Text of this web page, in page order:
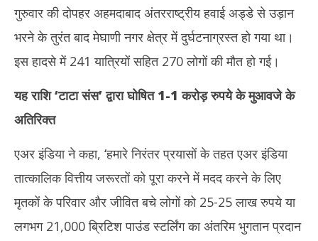
2025
गुरुवार की दोपहर अहमदाबाद अंतरराष्ट्रीय हवाई अड्डे से उड़ान
भरने के तुरंत बाद मेघाणी नगर क्षेत्र में दुर्घटनाग्रस्त हो गया था।
इस हादसे में 241 यात्रियों सहित 270 लोगों की मौत हो गई।
यह राशि ‘टाटा संस’ द्वारा घोषित 1-1 करोड़ रुपये के मुआवजे के
अतिरिक्त
एअर इंडिया ने कहा, ‘हमारे निरंतर प्रयासों के तहत एअर इंडिया
तात्कालिक वित्तीय जरूरतों को पूरा करने में मदद करने के लिए
मृतकों के परिवार और जीवित बचे लोगों को 25-25 लाख रुपये या
लगभग 21,000 ब्रिटिश पाउंड स्टर्लिंग का अंतरिम भुगतान प्रदान